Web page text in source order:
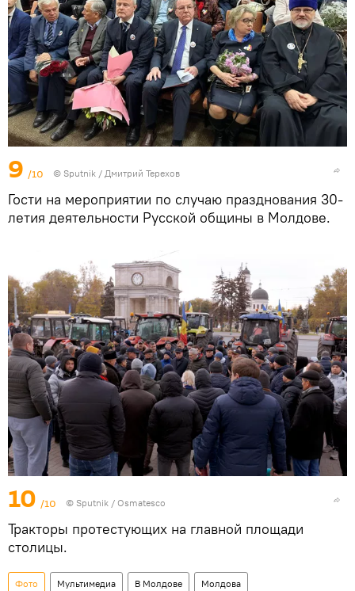
9 /10 © Sputnik / Дмитрий Терехов
Гости на мероприятии по случаю празднования 30-
летия деятельности Русской общины в Молдове.
10 /10 © Sputnik / Osmatesco
Тракторы протестующих на главной площади
столицы.
Фото Мультимедиа В Молдове Молдова